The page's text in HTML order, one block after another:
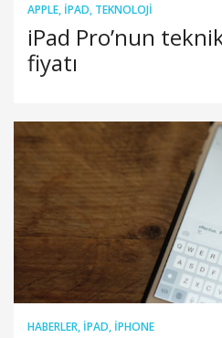
APPLE, IPAD, TEKNOLOJI
iPad Pro’nun
fiyatı
HABERLER, IPAD, IPHONE